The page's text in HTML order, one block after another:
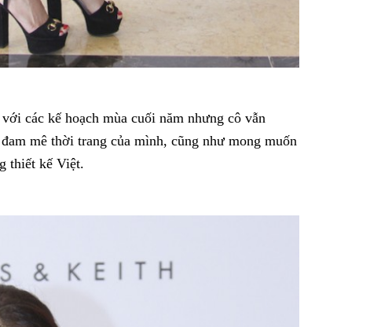
các kế hoạch mùa cuối năm nhưng cô vẫn
mê thời trang của mình, cũng như mong muốn
thiết kế Việt.